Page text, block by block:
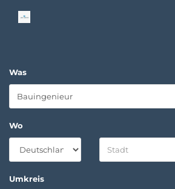
Was
Wo
Umkreis